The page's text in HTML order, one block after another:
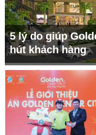
5 lý do giúp
hút khách hàng